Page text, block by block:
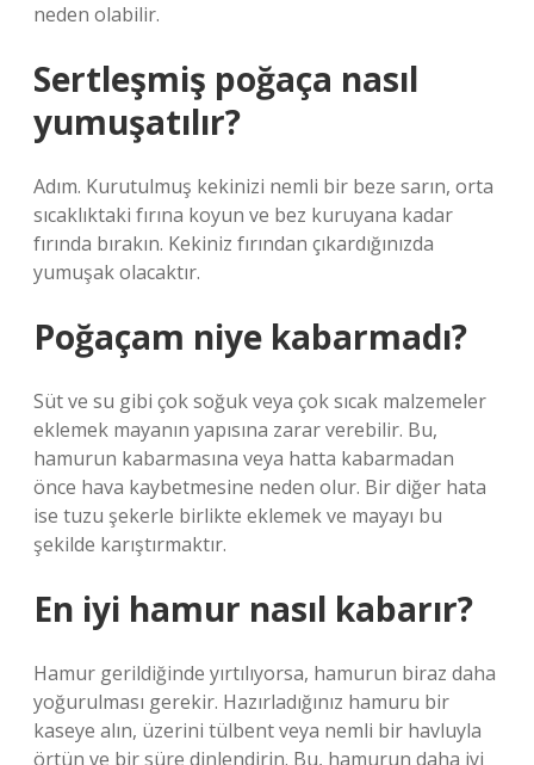
neden olabilir.
Sertleşmiş poğaça nasıl
yumuşatılır?
Adım. Kurutulmuş kekinizi nemli bir beze sarın, orta
sıcaklıktaki fırına koyun ve bez kuruyana kadar
fırında bırakın. Kekiniz fırından çıkardığınızda
yumuşak olacaktır.
Poğaçam niye kabarmadı?
Süt ve su gibi çok soğuk veya çok sıcak malzemeler
eklemek mayanın yapısına zarar verebilir. Bu,
hamurun kabarmasına veya hatta kabarmadan
önce hava kaybetmesine neden olur. Bir diğer hata
ise tuzu şekerle birlikte eklemek ve mayayı bu
şekilde karıştırmaktır.
En iyi hamur nasıl kabarır?
Hamur gerildiğinde yırtılıyorsa, hamurun biraz daha
yoğurulması gerekir. Hazırladığınız hamuru bir
kaseye alın, üzerini tülbent veya nemli bir havluyla
örtün ve bir süre dinlendirin. Bu, hamurun daha iyi